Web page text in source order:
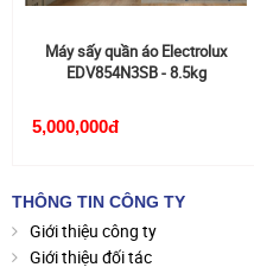
Máy sấy quần áo Electrolux
EDV854N3SB - 8.5kg
5,000,000đ
THÔNG TIN CÔNG TY
Giới thiệu công ty
Giới thiệu đối tác